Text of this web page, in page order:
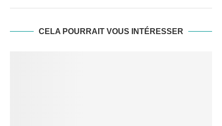
CELA POURRAIT VOUS INTÉRESSER